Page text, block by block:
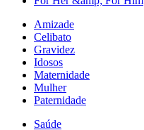
Amizade
Celibato
Gravidez
Idosos
Maternidade
Mulher
Paternidade
Saúde